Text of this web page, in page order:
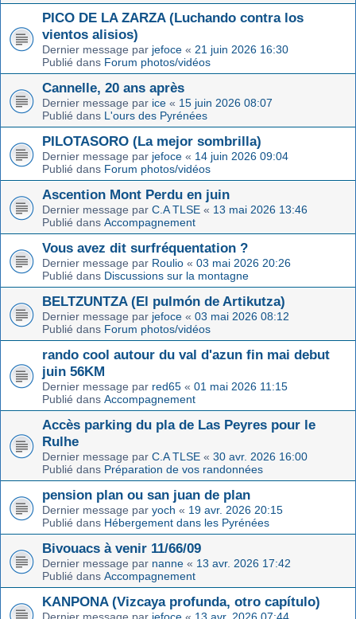
PICO DE LA ZARZA (Luchando contra los
vientos alisios)
Dernier message par jefoce « 21 juin 2026 16:30
Publié dans Forum photos/vidéos
Cannelle, 20 ans après
Dernier message par ice « 15 juin 2026 08:07
Publié dans L'ours des Pyrénées
PILOTASORO (La mejor sombrilla)
Dernier message par jefoce « 14 juin 2026 09:04
Publié dans Forum photos/vidéos
Ascention Mont Perdu en juin
Dernier message par C.A TLSE « 13 mai 2026 13:46
Publié dans Accompagnement
Vous avez dit surfréquentation ?
Dernier message par Roulio « 03 mai 2026 20:26
Publié dans Discussions sur la montagne
BELTZUNTZA (El pulmón de Artikutza)
Dernier message par jefoce « 03 mai 2026 08:12
Publié dans Forum photos/vidéos
rando cool autour du val d'azun fin mai debut
juin 56KM
Dernier message par red65 « 01 mai 2026 11:15
Publié dans Accompagnement
Accès parking du pla de Las Peyres pour le
Rulhe
Dernier message par C.A TLSE « 30 avr. 2026 16:00
Publié dans Préparation de vos randonnées
pension plan ou san juan de plan
Dernier message par yoch « 19 avr. 2026 20:15
Publié dans Hébergement dans les Pyrénées
Bivouacs à venir 11/66/09
Dernier message par nanne « 13 avr. 2026 17:42
Publié dans Accompagnement
KANPONA (Vizcaya profunda, otro capítulo)